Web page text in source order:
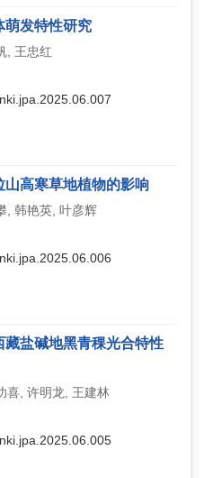
萌发特性研究
, 王忠红
高寒草地植物的影响
, 韩艳英, 叶彦辉
盐碱地黑青稞光合特性
喜, 许明龙, 王建林